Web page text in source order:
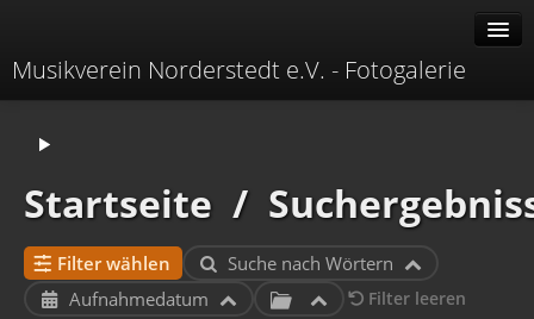
Musikverein Norderstedt e.V. - Fotogalerie
Menü
Verwandte Alben
Identifikation
Startseite /
Filter wählen
Suche nach Wörtern
Aufnahmedatum
Filter leeren